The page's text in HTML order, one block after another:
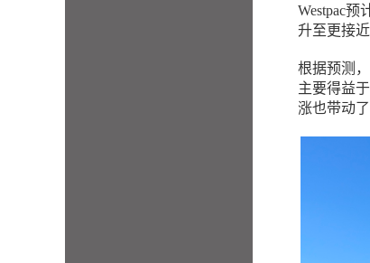
Westpac
升至更接
根据预测
主要得益
涨也带动